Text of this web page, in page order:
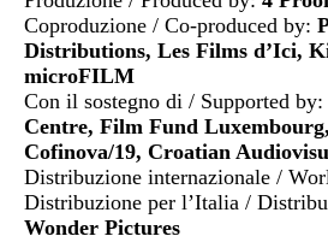
Coproduzione / Co-produced by:
Distributions, Les Films d’Ici,
microFILM
Con il sostegno di / Supported by:
Centre, Film Fund
Cofinova/19, Croatian
Distribuzione internazionale /
Distribuzione per l’Italia /
Wonder Pictures